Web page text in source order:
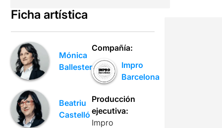
Ficha artística
Mónica
Ballesteros
Beatriu
Castelló
Compañía:
Impro
Barcelona
Producción
ejecutiva:
Impro